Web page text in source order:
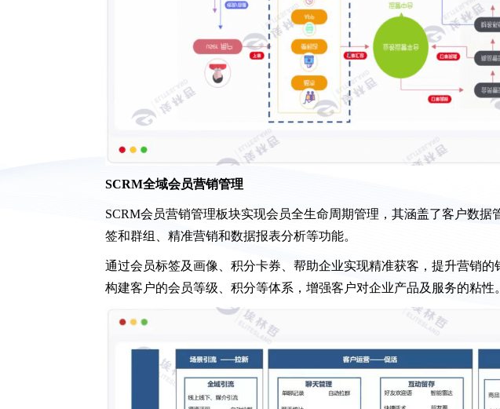
SCRM全域会员营销管理
SCRM会员营销管理板块实现会员全生命周期管理，其涵盖了客户数据
签和群组、精准营销和数据报表分析等功能。
通过会员标签及画像、积分卡券、帮助企业实现精准获客，提升营销的
构建客户的会员等级、积分等体系，增强客户对企业产品及服务的粘性。